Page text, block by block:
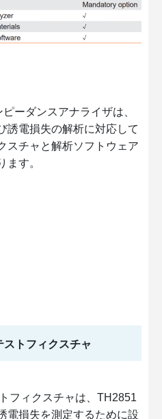
ーダンスアナライザは、
誘電損失の解析に対応して
スチャと解析ソフトウェア
ます。
トフィクスチャ
フィクスチャは、TH2851
電損失を測定するために設